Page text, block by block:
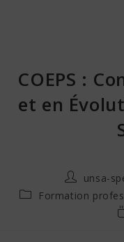
COEPS :
et en
unsa-
Formation